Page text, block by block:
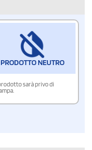
PRODOTTO NEUTRO
sarà privo di